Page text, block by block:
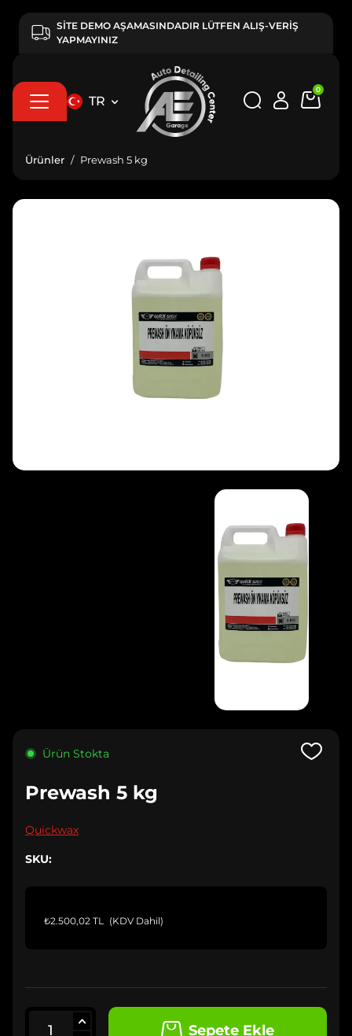
SİTE DEMO AŞAMASINDADIR LÜTFEN ALIŞ-VERİŞ
YAPMAYINIZ
TR
0
Ürünler Prewash 5 kg
Ürün Stokta
Prewash 5 kg
Quickwax
SKU:
₺2.500,02 TL (KDV Dahil)
Sepete Ekle